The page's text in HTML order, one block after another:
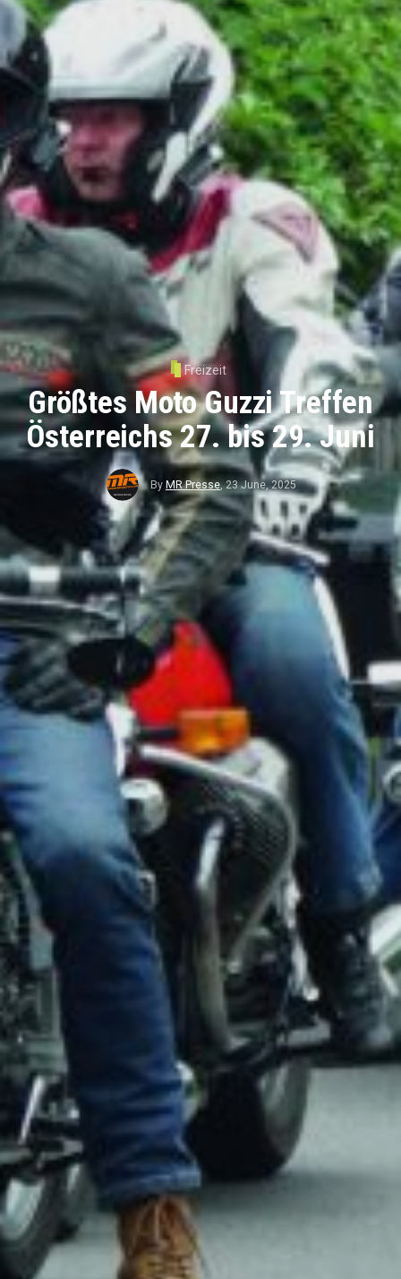
Freizeit
Größtes Moto Guzzi Treffen
Österreichs 27. bis 29. Juni
By MR Presse,23 June, 2025